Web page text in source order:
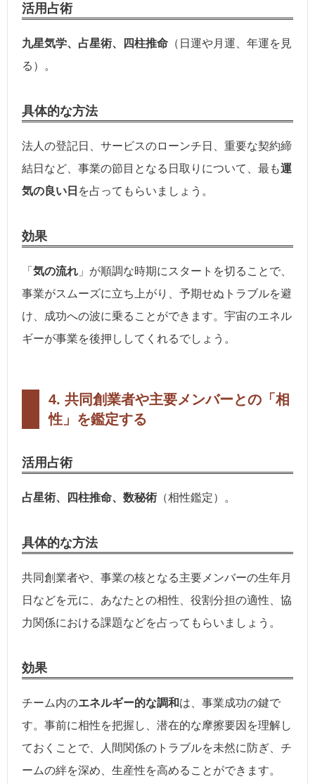
活用占術
九星気学、占星術、四柱推命 （日運や月運、年運を見
る）。
具体的な方法
法人の登記日、サービスのローンチ日、重要な契約締
結日など、事業の節目となる日取りについて、最も運
気の良い日 を占ってもらいましょう。
効果
「 気の流れ 」が順調な時期にスタートを切ることで、
事業がスムーズに立ち上がり、予期せぬトラブルを避
け、成功への波に乗ることができます。宇宙のエネル
ギーが事業を後押ししてくれるでしょう。
4. 共同創業者や主要メンバーとの「相
性」を鑑定する
活用占術
占星術、四柱推命、数秘術 （相性鑑定）。
具体的な方法
共同創業者や、事業の核となる主要メンバーの生年月
日などを元に、あなたとの相性、役割分担の適性、協
力関係における課題などを占ってもらいましょう。
効果
チーム内のエネルギー的な調和は、事業成功の鍵で
す。事前に相性を把握し、潜在的な摩擦要因を理解し
ておくことで、人間関係のトラブルを未然に防ぎ、チ
ームの絆を深め、生産性を高めることができます。